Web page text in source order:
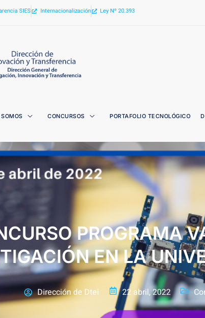
SIES Internacionalización Ley Nº 20.393
CONCURSOS PORTAFOLIO TECNOLÓGICO
PROGRAMA
EN LA
Dirección de Dtei 22 abril, 2022